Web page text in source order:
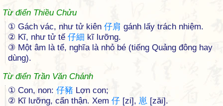
Từ điển Thiều Chửu
① Gách vác, như tử kiên 仔肩 gánh lấy trách nhiệm.
② Kĩ, như tử tế 仔細 kĩ lưỡng.
③ Một âm là tể, nghĩa là nhỏ bé (tiếng Quảng đông hay
dùng).
Từ điển Trần Văn Chánh
① Con, non: 仔豬 Lợn con;
② Kĩ lưỡng, cẩn thận. Xem 仔 [zi], 崽 [zăi].